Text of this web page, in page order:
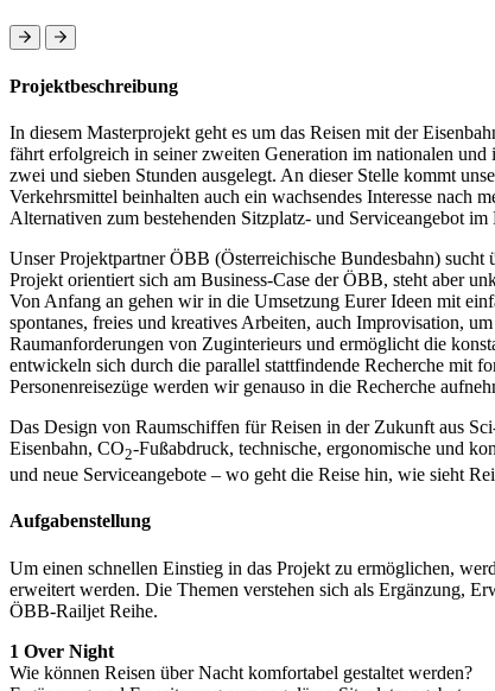
Projektbeschreibung
In diesem Masterprojekt geht es um das Reisen mit der
fährt erfolgreich in seiner zweiten Generation im nationalen
zwei und sieben Stunden ausgelegt. An dieser Stelle kommt
Verkehrsmittel beinhalten auch ein wachsendes Interesse nach
Alternativen zum bestehenden Sitzplatz- und Serviceangebot
Unser Projektpartner ÖBB (Österreichische Bundesbahn) sucht
Projekt orientiert sich am Business-Case der ÖBB, steht aber
Von Anfang an gehen wir in die Umsetzung Eurer Ideen mit
spontanes, freies und kreatives Arbeiten, auch Improvisation,
Raumanforderungen von Zuginterieurs und ermöglicht die
entwickeln sich durch die parallel stattfindende Recherche mit
Personenreisezüge werden wir genauso in die Recherche
Das Design von Raumschiffen für Reisen in der Zukunft aus
Eisenbahn, CO2-Fußabdruck, technische, ergonomische und
und neue Serviceangebote – wo geht die Reise hin, wie sieht
Aufgabenstellung
Um einen schnellen Einstieg in das Projekt zu ermöglichen,
erweitert werden. Die Themen verstehen sich als Ergänzung,
ÖBB-Railjet Reihe.
1 Over Night
Wie können Reisen über Nacht komfortabel gestaltet werden?